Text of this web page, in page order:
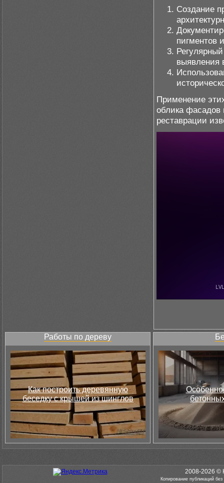
Создание
пигментов
выявления
Применение
облика фасадов
реставрации
Работы по дереву
Как построить деревянную
беседку с крышей из шинглов
2008-2026 ©
Копирование публикаций